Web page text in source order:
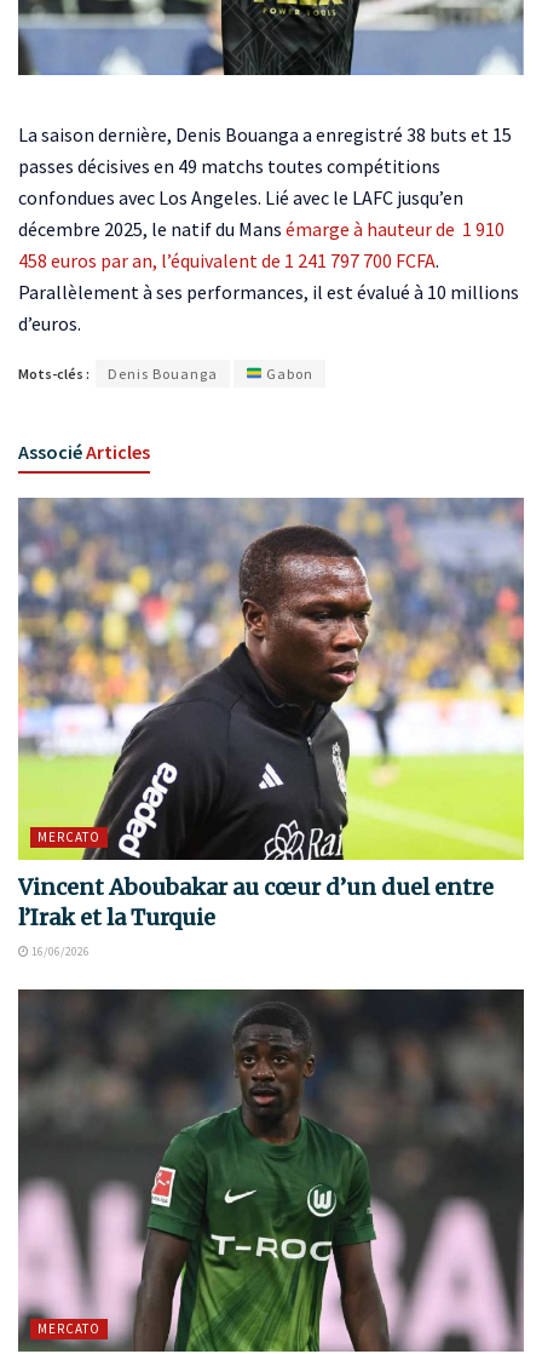
La saison dernière, Denis Bouanga a enregistré 38 buts et 15
passes décisives en 49 matchs toutes compétitions
confondues avec Los Angeles. Lié avec le LAFC jusqu’en
décembre 2025, le natif du Mans émarge à hauteur de 1 910
458 euros par an, l’équivalent de 1 241 797 700 FCFA.
Parallèlement à ses performances, il est évalué à 10 millions
d’euros.
Mots-clés : Denis Bouanga Gabon
AssociéArticles
MERCATO
Vincent Aboubakar au cœur d’un duel entre
l’Irak et la Turquie
16/06/2026
MERCATO